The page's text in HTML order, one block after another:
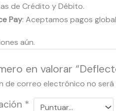
de Crédito y Débito.
Pay: Aceptamos pagos
aún.
en valorar
de correo electrónico no será
*